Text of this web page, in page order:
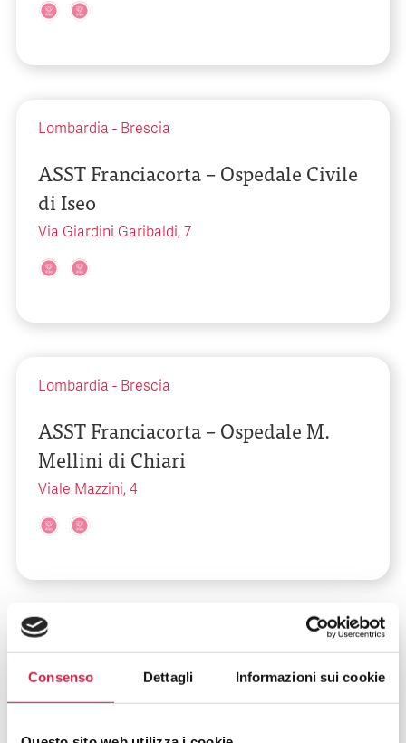
Consenso Dettagli Informazioni sui cookie
Lombardia - Brescia
ASST Franciacorta – Ospedale Civile
di Iseo
Via Giardini Garibaldi, 7
Lombardia - Brescia
ASST Franciacorta – Ospedale M.
Mellini di Chiari
Viale Mazzini, 4
Lombardia
ASST Garda – Ospedale Civile la